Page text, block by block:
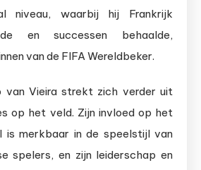
niveau, waarbij hij Frankrijk
en successen behaalde,
van de FIFA Wereldbeker.
van Vieira strekt zich verder uit
op het veld. Zijn invloed op het
is merkbaar in de speelstijl van
spelers, en zijn leiderschap en